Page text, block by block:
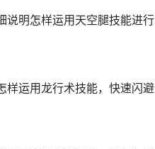
明怎样运用天空腿技能进行
运用龙行术技能，快速闪